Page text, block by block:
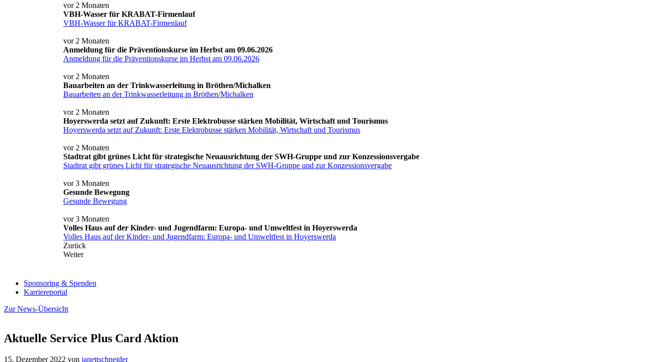
vor 2 Monaten
VBH-Wasser für KRABAT-Firmenlauf
VBH-Wasser für KRABAT-Firmenlauf
vor 2 Monaten
Anmeldung für die Präventionskurse im Herbst am 09.06.2026
Anmeldung für die Präventionskurse im Herbst am 09.06.2026
vor 2 Monaten
Bauarbeiten an der Trinkwasserleitung in Bröthen/Michalken
Bauarbeiten an der Trinkwasserleitung in Bröthen/Michalken
vor 2 Monaten
Hoyerswerda setzt auf Zukunft: Erste Elektrobusse stärken Mobilität, Wirtschaft und Tourismus
Hoyerswerda setzt auf Zukunft: Erste Elektrobusse stärken Mobilität, Wirtschaft und Tourismus
vor 2 Monaten
Stadtrat gibt grünes Licht für strategische Neuausrichtung der SWH-Gruppe und zur Konzessionsvergabe
Stadtrat gibt grünes Licht für strategische Neuausrichtung der SWH-Gruppe und zur Konzessionsvergabe
vor 3 Monaten
Gesunde Bewegung
Gesunde Bewegung
vor 3 Monaten
Volles Haus auf der Kinder- und Jugendfarm: Europa- und Umweltfest in Hoyerswerda
Volles Haus auf der Kinder- und Jugendfarm: Europa- und Umweltfest in Hoyerswerda
Zurück
Weiter
Sponsoring & Spenden
Karriereportal
Zur News-Übersicht
Aktuelle Service Plus Card Aktion
15. Dezember 2022 von janettschneider